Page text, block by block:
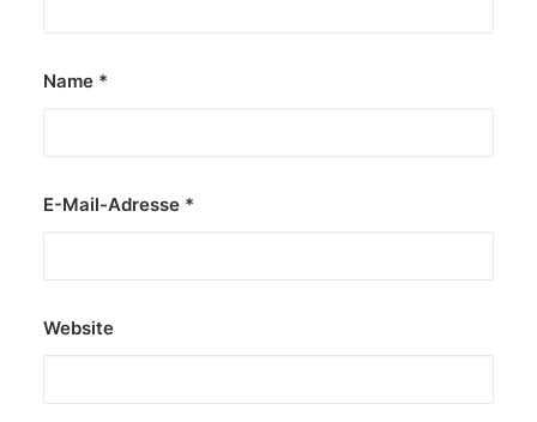
Name *
E-Mail-Adresse *
Website